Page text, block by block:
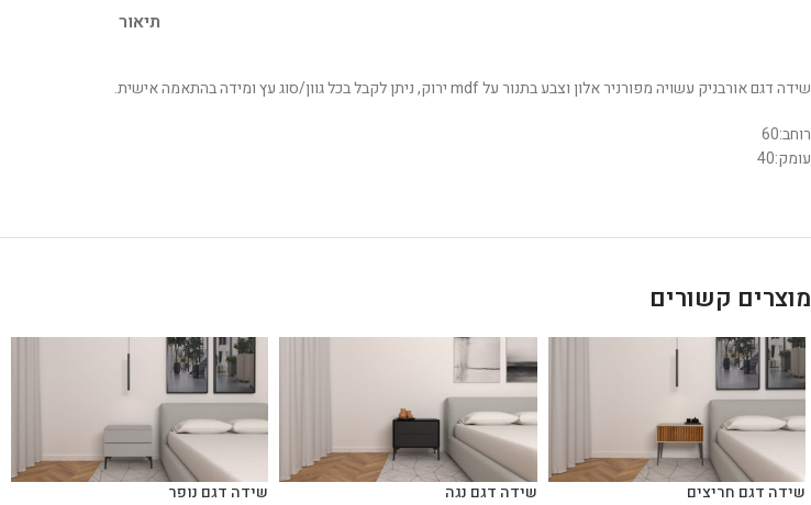
תיאור
שידה דגם אורבניק עשויה מפורניר אלון וצבע בתנור על mdf ירוק, ניתן לקבל בכל גוון/סוג עץ ומידה בהתאמה אישית.
רוחב:60
עומק:40
מוצרים קשורים
שידה דגם חריצים שידה דגם נגה שידה דגם נופר